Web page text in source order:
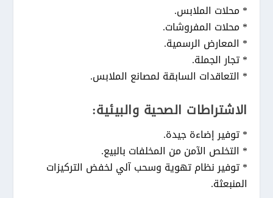
* محلات الملابس.
* محلات المفروشات.
* المعارض الرسمية.
* تجار الجملة.
* التعاقدات السابقة لمصانع الملابس.
الاشتراطات الصحية والبيئية:
* توفير إضاءة جيدة.
* التخلص الآمن من المخلفات بالبيع.
* توفير نظام تهوية وسحب آلي لخفض التركيزات
المنبعثة.